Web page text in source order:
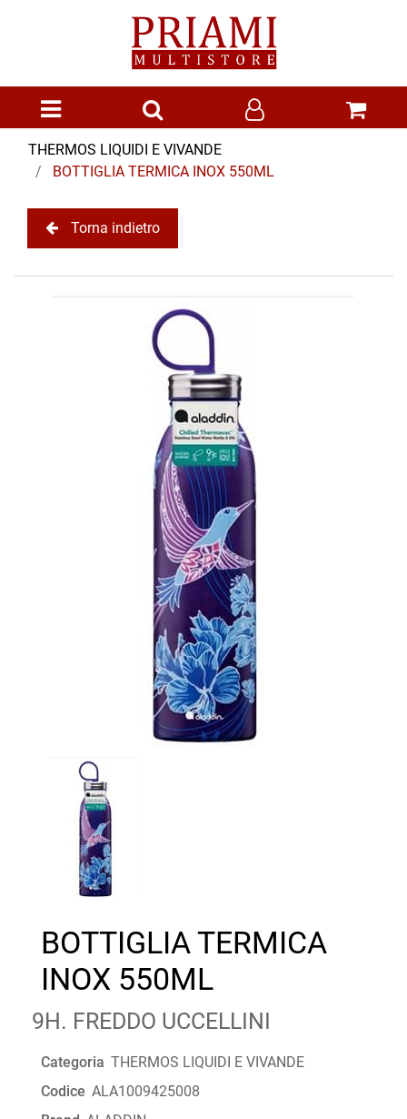
Open menu
THERMOS LIQUIDI E VIVANDE
BOTTIGLIA TERMICA INOX 550ML
Torna indietro
BOTTIGLIA TERMICA
INOX 550ML
9H. FREDDO UCCELLINI
Categoria THERMOS LIQUIDI E VIVANDE
Codice ALA1009425008